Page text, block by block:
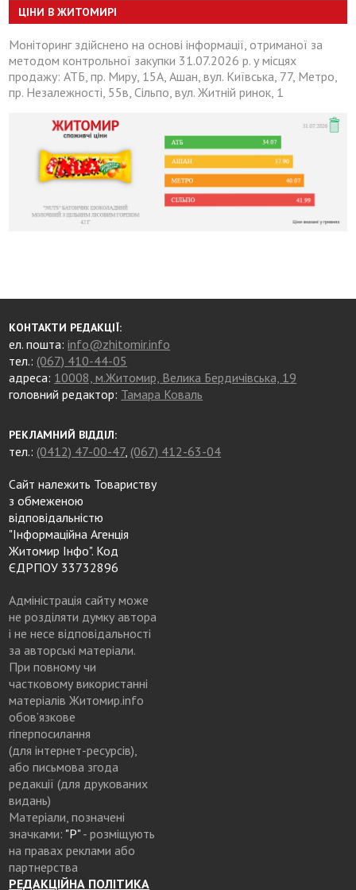
ЦІНИ В ЖИТОМИРІ
Моніторинг здійснено на основі інформації, отриманої за
методом контрольної закупки 31.07.2026 р. у місцях
продажу: АТБ, пр. Миру, 15А, Ашан, вул. Київська, 77, Метро,
пр. Незалежності, 55в, Сільпо, вул. Житній ринок, 1
КОНТАКТИ РЕДАКЦІЇ:
ел. пошта:info@zhitomir.info
тел.: (067) 410-44-05
адреса: 10008, м.Житомир, Велика Бердичівська, 19
головний редактор: Тамара Коваль
РЕКЛАМНИЙ ВІДДІЛ:
тел.: (0412) 47-00-47, (067) 412-63-04
Сайт належить Товариству
з обмеженою
відповідальністю
"Інформаційна Агенція
Житомир Інфо". Код
ЄДРПОУ 33732896
Адміністрація сайту може
не розділяти думку автора
і не несе відповідальності
за авторські матеріали.
При повному чи
частковому використанні
матеріалів Житомир.info
обов’язкове
гіперпосилання
(для інтернет-ресурсів),
або письмова згода
редакції (для друкованих
видань)
Матеріали, позначені
значками: "Р"- розміщують
на правах реклами або
партнерства
РЕДАКЦІЙНА ПОЛІТИКА